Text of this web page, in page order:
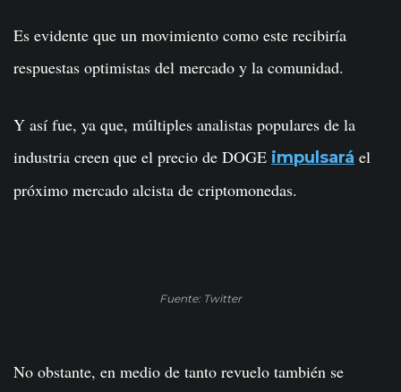
Es evidente que un movimiento como este recibiría
respuestas optimistas del mercado y la comunidad.
Y así fue, ya que, múltiples analistas populares de la
industria creen que el precio de DOGE impulsará el
próximo mercado alcista de criptomonedas.
Fuente: Twitter
No obstante, en medio de tanto revuelo también se